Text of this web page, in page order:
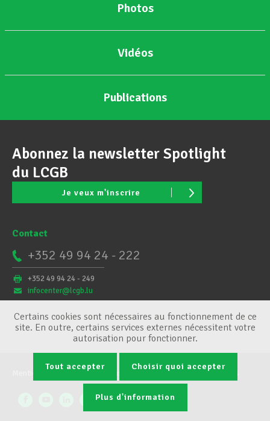
Photos
Vidéos
Publications
Abonnez la newsletter Spotlight
du LCGB
Je veux m'inscrire
Contact
+352 49 94 24 - 222
+352 49 94 24 - 249
infocenter@lcgb.lu
Conditions générales Gestion des cookies
Certains cookies sont nécessaires au fonctionnement de ce
site. En outre, certains services externes nécessitent votre
autorisation pour fonctionner.
Tout accepter Choisir quoi accepter
Plus d'information